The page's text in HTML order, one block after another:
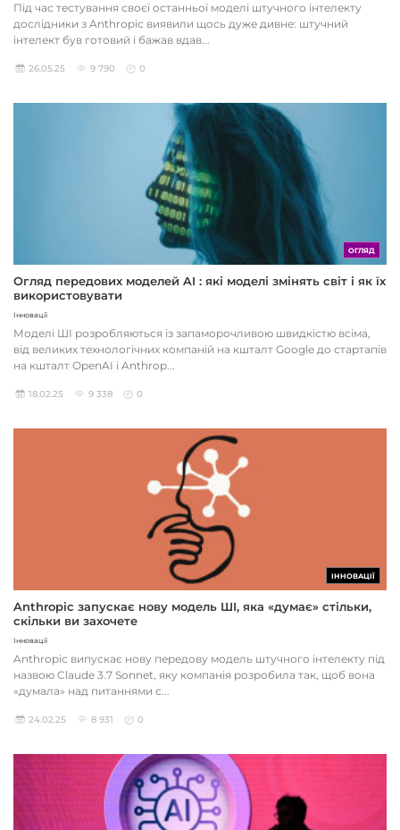
Під час тестування своєї останньої моделі штучного інтелекту
дослідники з Anthropic виявили щось дуже дивне: штучний
інтелект був готовий і бажав вдав...
26.05.25 9 790 0
ОГЛЯД
Огляд передових моделей AI : які моделі змінять світ і як їх
використовувати
Інновації
Моделі ШІ розробляються із запаморочливою швидкістю всіма,
від великих технологічних компаній на кшталт Google до стартапів
на кшталт OpenAI і Anthrop...
18.02.25 9 338 0
ІННОВАЦІЇ
Anthropic запускає нову модель ШІ, яка «думає» стільки,
скільки ви захочете
Інновації
Anthropic випускає нову передову модель штучного інтелекту під
назвою Claude 3.7 Sonnet, яку компанія розробила так, щоб вона
«думала» над питаннями с...
24.02.25 8 931 0